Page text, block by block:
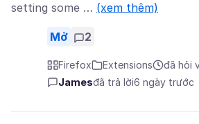
setting some … (xem thêm)
Mở 2
Firefox Extensions
đã hỏi
Jamesđã trả lời6 ngày trước